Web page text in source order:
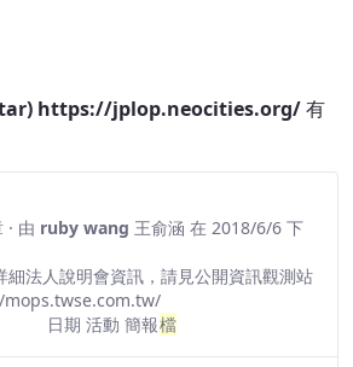
https://jplop.neocities.org/有
· 由 ruby wang 王俞涵 在 2018/6/6 下
細法人說明會資訊，請見公開資訊觀測站
mops.twse.com.tw/
動 簡報檔